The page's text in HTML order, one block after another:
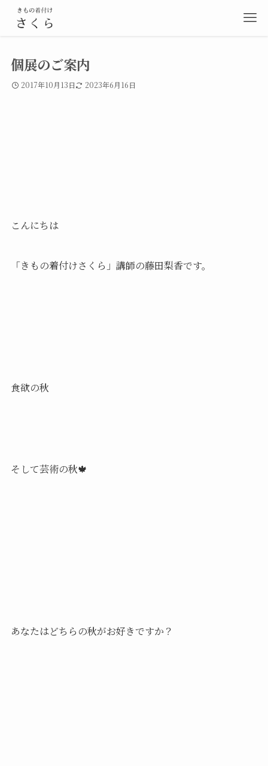
個展のご案内
2017年10月13日 2023年6月16日
こんにちは
「きもの着付けさくら」講師の藤田梨香です。
食欲の秋
そして芸術の秋🍁
あなたはどちらの秋がお好きですか？